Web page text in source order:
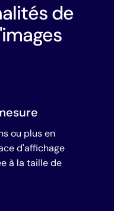
de
ou plus en
d'affichage
à la taille de